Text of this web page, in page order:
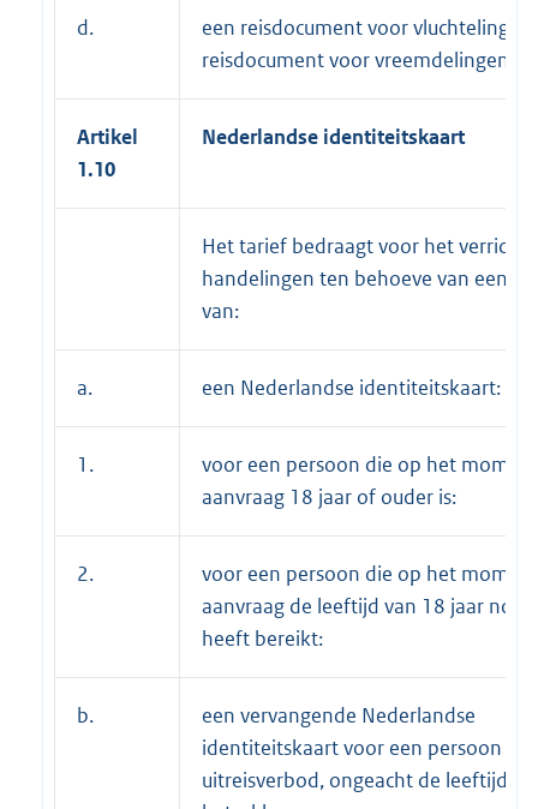
d.
een reisdocument voor
reisdocument voor vreemdelingen:
Artikel
1.10
Nederlandse identiteitskaart
Het tarief bedraagt voor het
handelingen ten behoeve van een
van:
a. een Nederlandse identiteitskaart:
1.
voor een persoon die op het
aanvraag 18 jaar of ouder is:
2.
voor een persoon die op het
aanvraag de leeftijd van 18 jaar nog
heeft bereikt:
b.
een vervangende Nederlandse
identiteitskaart voor een persoon
uitreisverbod, ongeacht de leeftijd